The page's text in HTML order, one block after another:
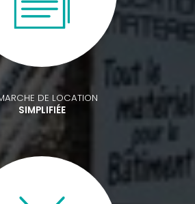
DE LOCATION
SIMPLIFIÉE